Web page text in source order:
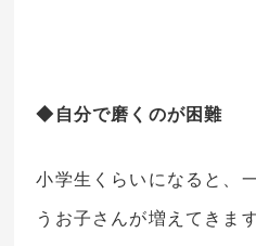
◆自分で磨くのが困難
小学生くらいになると、
うお子さんが増えてきま